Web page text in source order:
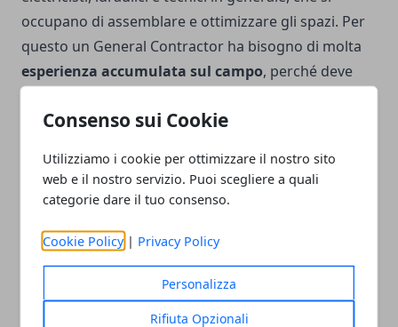
Consenso sui Cookie
Utilizziamo i cookie per ottimizzare il nostro sito
web e il nostro servizio. Puoi scegliere a quali
categorie dare il tuo consenso.
Cookie Policy | Privacy Policy
Personalizza
Rifiuta Opzionali
occupano di assemblare e ottimizzare gli spazi. Per
questo un General Contractor ha bisogno di molta
esperienza accumulata sul campo, perché deve
rendere concrete le idee e le proposte, e offrire uno
https://spaziocompany.it/arredo-ufficio/
Whatsapp